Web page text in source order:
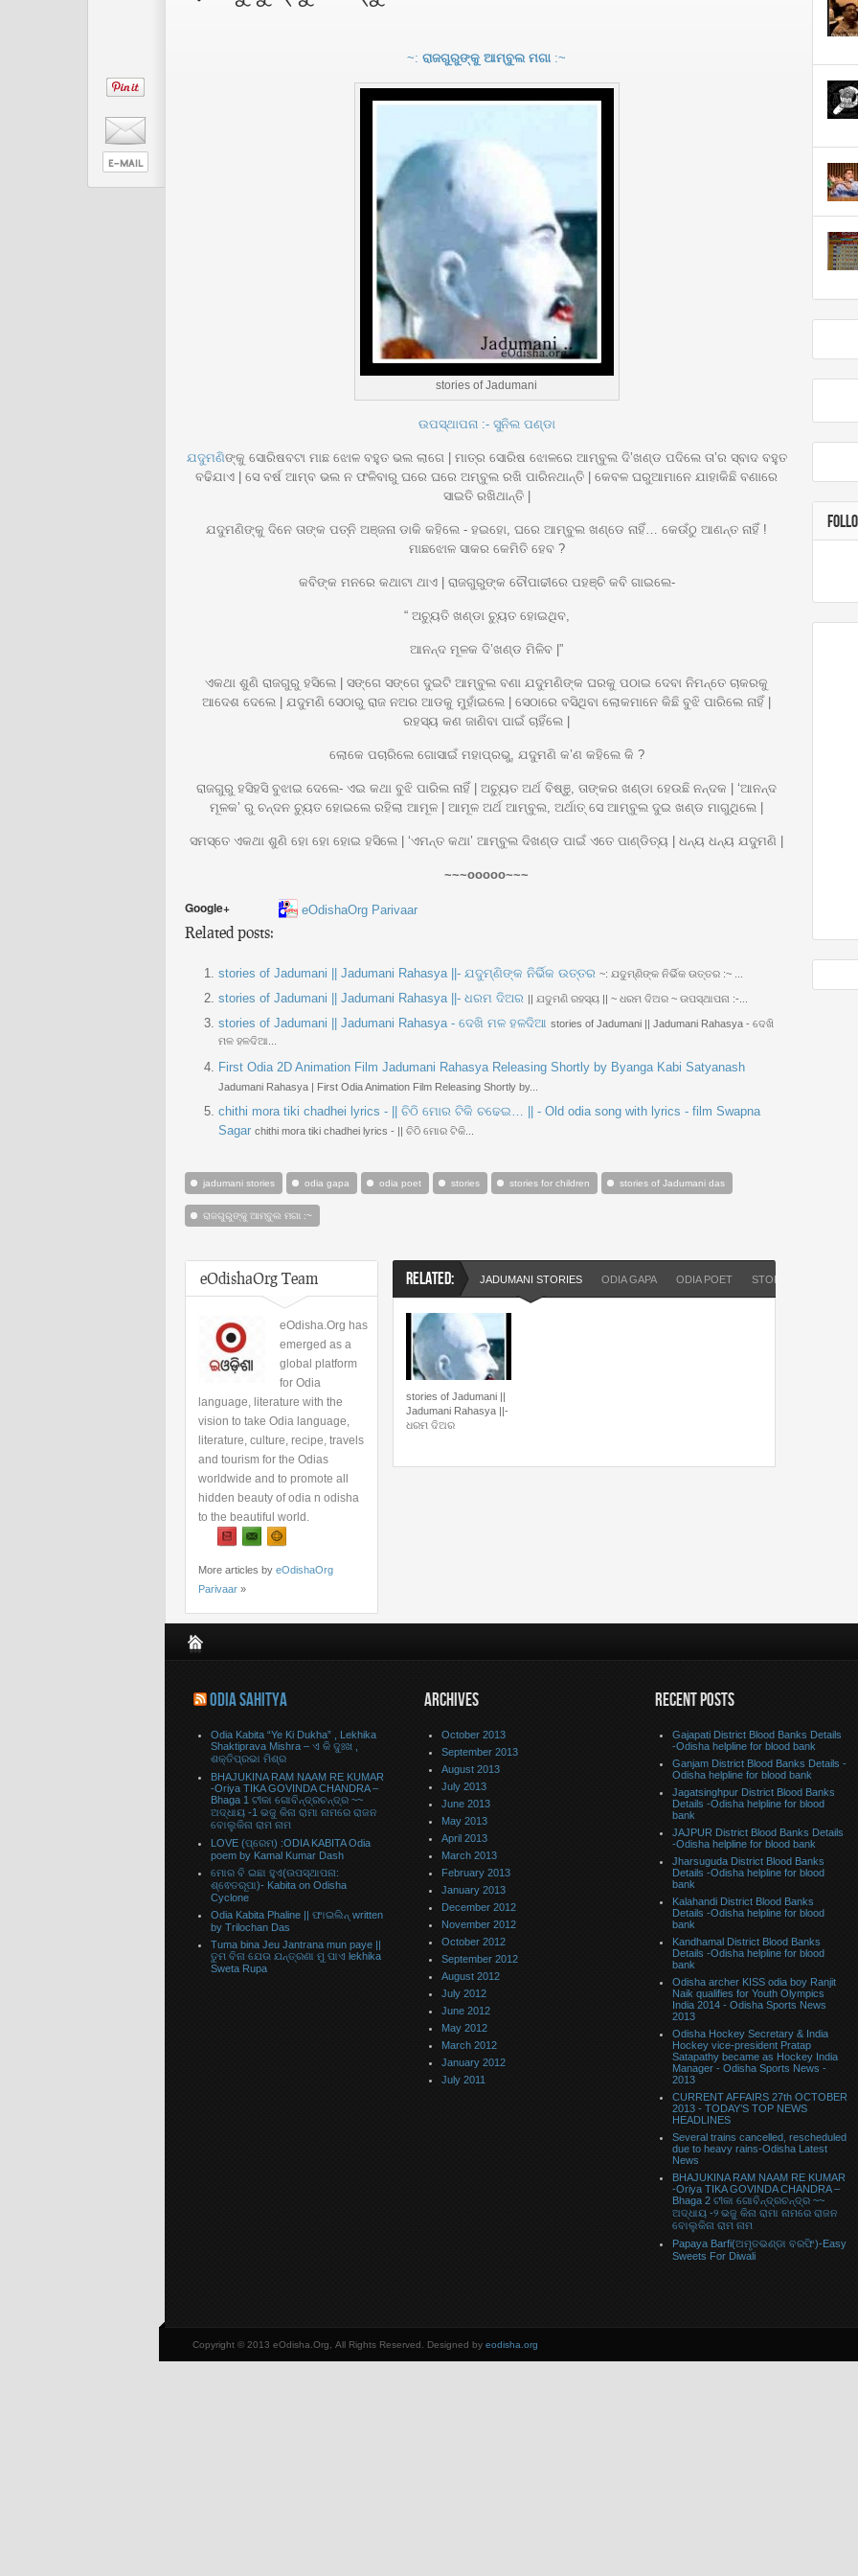
~: ରାଜଗୁରୁଙ୍କୁ ଆମ୍ବୁଲ ମଗା :~
stories of Jadumani
ଉପସ୍ଥାପନା :- ସୁନିଲ ପଣ୍ଡା
ଯଦୁମଣିଙ୍କୁ ସୋରିଷବଟା ମାଛ ଝୋଳ ବହୁତ ଭଲ ଲାଗେ | ମାତ୍ର ସୋରିଷ ଝୋଳରେ ଆମ୍ବୁଲ ଦି’ଖଣ୍ଡ ପଦିଲେ ତା’ର ସ୍ବାଦ ବହୁତ
ବଢିଯାଏ | ସେ ବର୍ଷ ଆମ୍ବ ଭଲ ନ ଫଳିବାରୁ ଘରେ ଘରେ ଅମ୍ବୁଲ ରଖି ପାରିନଥାନ୍ତି | କେବଳ ଘରୁଆମାନେ ଯାହାକିଛି ବଣାରେ
ସାଇତି ରଖିଥାନ୍ତି |
ଯଦୁମଣିଙ୍କୁ ଦିନେ ତାଙ୍କ ପତ୍ନି ଅଞ୍ଜନା ଡାକି କହିଲେ - ହଇହୋ, ଘରେ ଆମ୍ବୁଲ ଖଣ୍ଡେ ନାହିଁ… କେଉଁଠୁ ଆଣନ୍ତ ନାହିଁ !
ମାଛଝୋଳ ସାକର କେମିତି ହେବ ?
କବିଙ୍କ ମନରେ କଥାଟା ଥାଏ | ରାଜଗୁରୁଙ୍କ ଚୌପାଢୀରେ ପହଞ୍ଚି କବି ଗାଇଲେ-
“ ଅଚ୍ୟୁତି ଖଣ୍ଡା ଚ୍ୟୁତ ହୋଇଥିବ,
ଆନନ୍ଦ ମୂଳକ ଦି’ଖଣ୍ଡ ମିଳିବ |”
ଏକଥା ଶୁଣି ରାଜଗୁରୁ ହସିଲେ | ସଙ୍ଗେ ସଙ୍ଗେ ଦୁଇଟି ଆମ୍ବୁଲ ବଣା ଯଦୁମଣିଙ୍କ ଘରକୁ ପଠାଇ ଦେବା ନିମନ୍ତେ ଚାକରକୁ
ଆଦେଶ ଦେଲେ | ଯଦୁମଣି ସେଠାରୁ ରାଜ ନଅର ଆଡକୁ ମୁହାଁଇଲେ | ସେଠାରେ ବସିଥିବା ଲୋକମାନେ କିଛି ବୁଝି ପାରିଲେ ନାହିଁ |
ରହସ୍ୟ କଣ ଜାଣିବା ପାଇଁ ଚାହିଁଲେ |
ଲୋକେ ପଚାରିଲେ ଗୋସାଇଁ ମହାପ୍ରଭୁ, ଯଦୁମଣି କ’ଣ କହିଲେ କି ?
ରାଜଗୁରୁ ହସିହସି ବୁଝାଇ ଦେଲେ- ଏଇ କଥା ବୁଝି ପାରିଲ ନାହିଁ | ଅଚ୍ୟୁତ ଅର୍ଥ ବିଷ୍ଞୁ, ତାଙ୍କର ଖଣ୍ଡା ହେଉଛି ନନ୍ଦକ | ‘ଆନନ୍ଦ
ମୂଳକ’ ରୁ ଚନ୍ଦନ ଚ୍ୟୁତ ହୋଇଲେ ରହିଲା ଆମୂଳ | ଆମୂଳ ଅର୍ଥ ଆମ୍ବୁଲ, ଅର୍ଥାତ୍ ସେ ଆମ୍ବୁଲ ଦୁଇ ଖଣ୍ଡ ମାଗୁଥିଲେ |
ସମସ୍ତେ ଏକଥା ଶୁଣି ହୋ ହୋ ହୋଇ ହସିଲେ | ‘ଏମନ୍ତ କଥା’ ଆମ୍ବୁଲ ଦିଖଣ୍ଡ ପାଇଁ ଏତେ ପାଣ୍ଡିତ୍ୟ | ଧନ୍ୟ ଧନ୍ୟ ଯଦୁମଣି |
~~~ooooo~~~
Google+ eOdishaOrg Parivaar
Related posts:
stories of Jadumani || Jadumani Rahasya ||- ଯଦୁମ୍ଣିଙ୍କ ନିର୍ଭିକ ଉତ୍ତର ~: ଯଦୁମ୍ଣିଙ୍କ ନିର୍ଭିକ ଉତ୍ତର :~ ...
stories of Jadumani || Jadumani Rahasya ||- ଧରମ ଦିଅର || ଯଦୁମଣି ରହସ୍ୟ || ~ ଧରମ ଦିଅର ~ ଉପସ୍ଥାପନା :-...
stories of Jadumani || Jadumani Rahasya - ଦେଖି ମଳ ହଳଦିଆ stories of Jadumani || Jadumani Rahasya - ଦେଖି
ମଳ ହଳଦିଆ...
First Odia 2D Animation Film Jadumani Rahasya Releasing Shortly by Byanga Kabi Satyanash
Jadumani Rahasya | First Odia Animation Film Releasing Shortly by...
chithi mora tiki chadhei lyrics - || ଚିଠି ମୋର ଟିକି ଚଢେଇ… || - Old odia song with lyrics - film Swapna
Sagar chithi mora tiki chadhei lyrics - || ଚିଠି ମୋର ଟିକି...
jadumani stories odia gapa odia poet stories stories for children stories of Jadumani das
ରାଜଗୁରୁଙ୍କୁ ଆମ୍ବୁଲ ମଗା :~
eOdishaOrg Team
eOdisha.Org has
emerged as a
global platform
for Odia
language, literature with the
vision to take Odia language,
literature, culture, recipe, travels
and tourism for the Odias
worldwide and to promote all
hidden beauty of odia n odisha
to the beautiful world.
More articles by eOdishaOrg
Parivaar »
RELATED: JADUMANI STORIES ODIA GAPA ODIA POET STORIES OF
stories of Jadumani ||
Jadumani Rahasya ||-
ଧରମ ଦିଅର
ODIA SAHITYA
Odia Kabita “Ye Ki Dukha” , Lekhika
Shaktiprava Mishra – ଏ କି ଦୁଃଖ ,
ଶକ୍ତିପ୍ରଭା ମିଶ୍ର
BHAJUKINA RAM NAAM RE KUMAR
-Oriya TIKA GOVINDA CHANDRA –
Bhaga 1 ଟୀକା ଗୋବିନ୍ଦ୍ରଚନ୍ଦ୍ର ~~
ଅଦ୍ଧାୟ -1 ଭଜୁ କିନା ରାମା ନାମରେ ରାଜନ
ବୋଲୁକିନା ରାମ ନାମ
LOVE (ପ୍ରେମ) :ODIA KABITA Odia
poem by Kamal Kumar Dash
ମୋର ବି ଇଛା ହୁଏ(ଉପସ୍ଥାପନା:
ଶ୍ଵେତରୂପା)- Kabita on Odisha
Cyclone
Odia Kabita Phaline || ଫାଇଲିନ୍ written
by Trilochan Das
Tuma bina Jeu Jantrana mun paye ||
ତୁମ ବିନା ଯେଉ ଯନ୍ତ୍ରଣା ମୁ ପାଏ lekhika
Sweta Rupa
ARCHIVES
October 2013
September 2013
August 2013
July 2013
June 2013
May 2013
April 2013
March 2013
February 2013
January 2013
December 2012
November 2012
October 2012
September 2012
August 2012
July 2012
June 2012
May 2012
March 2012
January 2012
July 2011
RECENT POSTS
Gajapati District Blood Banks Details
-Odisha helpline for blood bank
Ganjam District Blood Banks Details -
Odisha helpline for blood bank
Jagatsinghpur District Blood Banks
Details -Odisha helpline for blood
bank
JAJPUR District Blood Banks Details
-Odisha helpline for blood bank
Jharsuguda District Blood Banks
Details -Odisha helpline for blood
bank
Kalahandi District Blood Banks
Details -Odisha helpline for blood
bank
Kandhamal District Blood Banks
Details -Odisha helpline for blood
bank
Odisha archer KISS odia boy Ranjit
Naik qualifies for Youth Olympics
India 2014 - Odisha Sports News
2013
Odisha Hockey Secretary & India
Hockey vice-president Pratap
Satapathy became as Hockey India
Manager - Odisha Sports News -
2013
CURRENT AFFAIRS 27th OCTOBER
2013 - TODAY’S TOP NEWS
HEADLINES
Several trains cancelled, rescheduled
due to heavy rains-Odisha Latest
News
BHAJUKINA RAM NAAM RE KUMAR
-Oriya TIKA GOVINDA CHANDRA –
Bhaga 2 ଟୀକା ଗୋବିନ୍ଦ୍ରଚନ୍ଦ୍ର ~~
ଅଦ୍ଧାୟ -୨ ଭଜୁ କିନା ରାମା ନାମରେ ରାଜନ
ବୋଲୁକିନା ରାମ ନାମ
Papaya Barfi(ଅମୃତଭଣ୍ଡା ବରଫି)-Easy
Sweets For Diwali
Copyright © 2013 eOdisha.Org, All Rights Reserved. Designed by eodisha.org